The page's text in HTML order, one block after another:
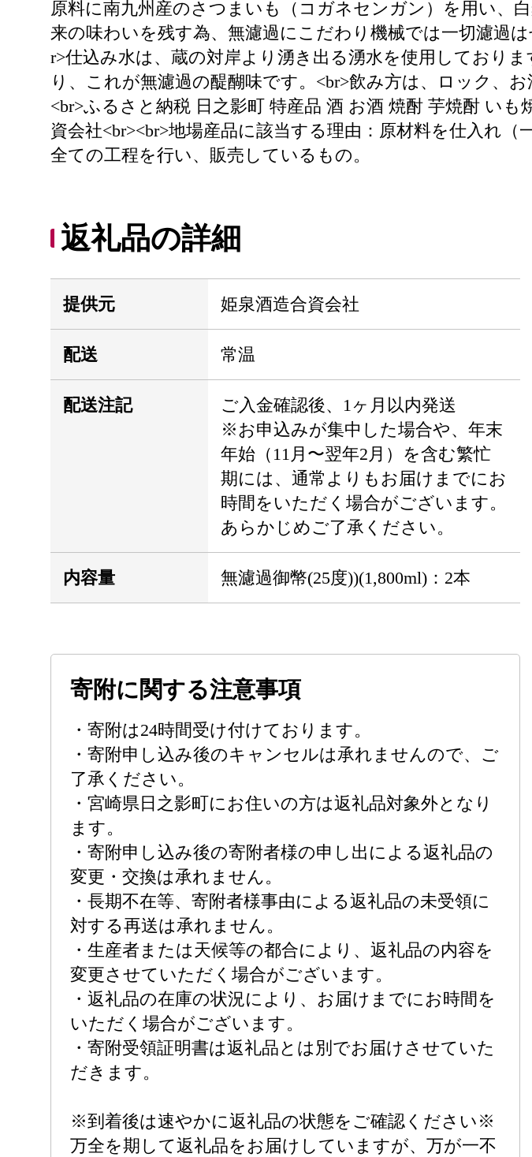
原料に南九州産のさつまいも（コガネセンガン）を用い、
来の味わいを残す為、無濾過にこだわり機械では一切濾過
r>仕込み水は、蔵の対岸より湧き出る湧水を使用しており
り、これが無濾過の醍醐味です。<br>飲み方は、ロック、
<br>ふるさと納税 日之影町 特産品 酒 お酒 焼酎 芋焼酎 い
資会社<br><br>地場産品に該当する理由：原材料を仕入れ
全ての工程を行い、販売しているもの。
返礼品の詳細
提供元 姫泉酒造合資会社
配送 常温
配送注記
ご入金確認後、1ヶ月以内発送
※お申込みが集中した場合や、年末
年始（11月〜翌年2月）を含む繁忙
期には、通常よりもお届けまでにお
時間をいただく場合がございます。
あらかじめご了承ください。
内容量 無濾過御幣(25度))(1,800ml)：2本
寄附に関する注意事項
・寄附は24時間受け付けております。
・寄附申し込み後のキャンセルは承れませんので、ご
了承ください。
・宮崎県日之影町にお住いの方は返礼品対象外となり
ます。
・寄附申し込み後の寄附者様の申し出による返礼品の
変更・交換は承れません。
・長期不在等、寄附者様事由による返礼品の未受領に
対する再送は承れません。
・生産者または天候等の都合により、返礼品の内容を
変更させていただく場合がございます。
・返礼品の在庫の状況により、お届けまでにお時間を
いただく場合がございます。
・寄附受領証明書は返礼品とは別でお届けさせていた
だきます。
※到着後は速やかに返礼品の状態をご確認ください※
万全を期して返礼品をお届けしていますが、万が一不